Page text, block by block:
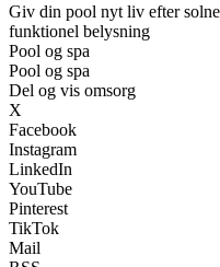
Giv din pool nyt liv efter
funktionel belysning
Pool og spa
Pool og spa
Del og vis omsorg
X
Facebook
Instagram
LinkedIn
YouTube
Pinterest
TikTok
Mail